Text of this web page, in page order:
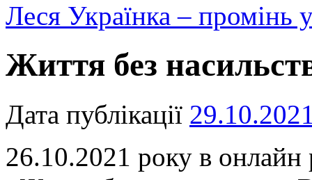
Леся Українка – промінь
Життя без
Дата публікації
26.10.2021 року в онлайн